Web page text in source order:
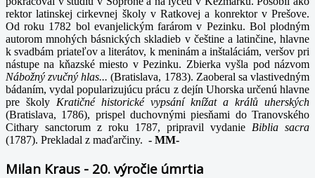
rektor latinskej cirkevnej školy v Ratkovej a konrektor v Prešove.
Od roku 1782 bol evanjelickým farárom v Pezinku. Bol plodným
autorom mnohých básnických skladieb v češtine a latinčine, hlavne
k svadbám priateľov a literátov, k meninám a inštaláciám, veršov pri
nástupe na kňazské miesto v Pezinku. Zbierka vyšla pod názvom
Nábožný zvučný hlas...(Bratislava, 1783). Zaoberal sa vlastivedným
bádaním, vydal popularizujúcu prácu z dejín Uhorska určenú hlavne
pre školy Kratičné historické vypsání knížat a králů uherských
(Bratislava, 1786), prispel duchovnými piesňami do Tranovského
Cithary sanctorum z roku 1787, pripravil vydanie Biblia sacra
(1787). Prekladal z maďarčiny. - MM-
Milan Kraus - 20. výročie úmrtia